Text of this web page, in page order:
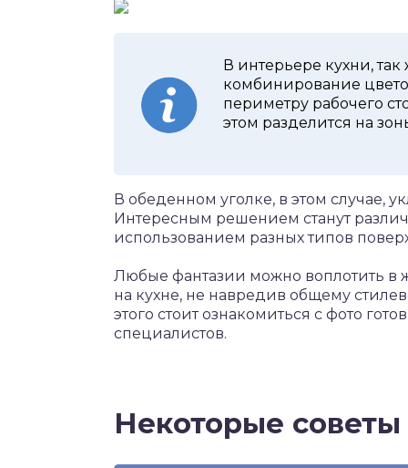
В интерьере кухни,
комбинирование
периметру рабочего
этом разделится на
В обеденном уголке, в этом случае,
Интересным решением станут
использованием разных типов
Любые фантазии можно воплотить в
на кухне, не навредив общему
этого стоит ознакомиться с фото
специалистов.
Некоторые советы